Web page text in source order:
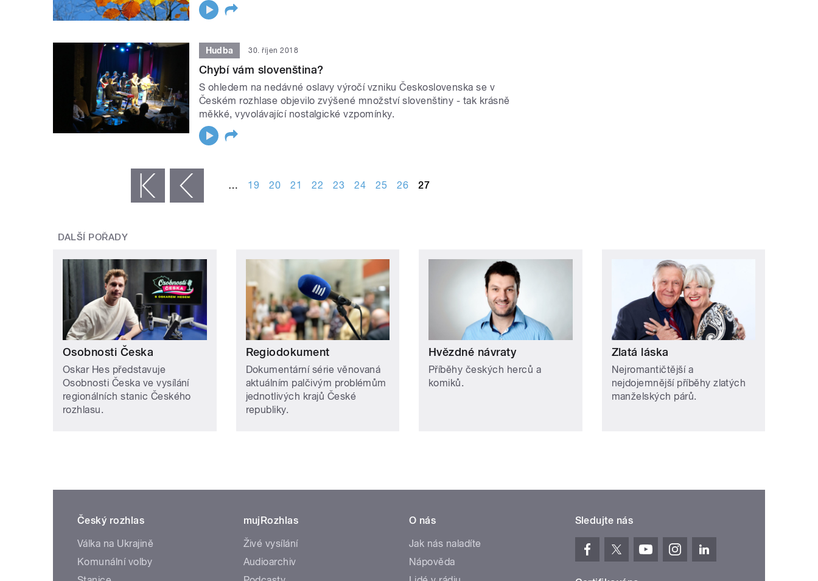
Hudba 30. říjen 2018
Chybí vám slovenština?
S ohledem na nedávné oslavy výročí vzniku Československa se v
Českém rozhlase objevilo zvýšené množství slovenštiny - tak krásně
měkké, vyvolávající nostalgické vzpomínky.
‹ předchozí … 19 20 21 22 23 24 25 26 27
DALŠÍ POŘADY
Osobnosti Česka
Oskar Hes představuje
Osobnosti Česka ve vysílání
regionálních stanic Českého
rozhlasu.
Regiodokument
Dokumentární série věnovaná
aktuálním palčivým problémům
jednotlivých krajů České
republiky.
Hvězdné návraty
Příběhy českých herců a
komiků.
Zlatá láska
Nejromantičtější a
nejdojemnější příběhy zlatých
manželských párů.
Český rozhlas
Válka na Ukrajině
Komunální volby
mujRozhlas
Živé vysílání
Audioarchiv
O nás
Jak nás naladíte
Nápověda
Sledujte nás